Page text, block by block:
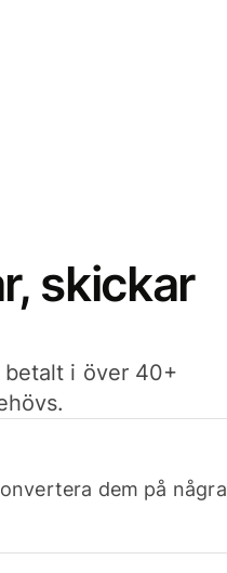
skickar
betalt i över 40+
dem på några